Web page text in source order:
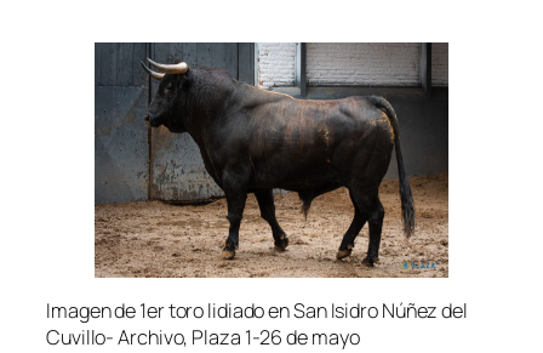
Imagen de 1er toro lidiado en San Isidro Núñez del
Cuvillo- Archivo, Plaza 1-26 de mayo